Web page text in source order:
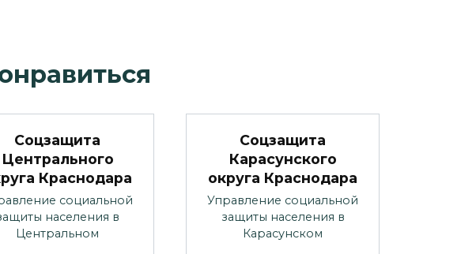
Соцзащита
Центрального
Краснодара
социальной
населения в
Центральном
Соцзащита
Карасунского
округа Краснодара
Управление социальной
защиты населения в
Карасунском